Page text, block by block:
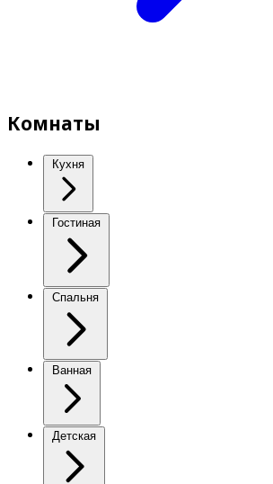
Комнаты
Кухня
Гостиная
Спальня
Ванная
Детская